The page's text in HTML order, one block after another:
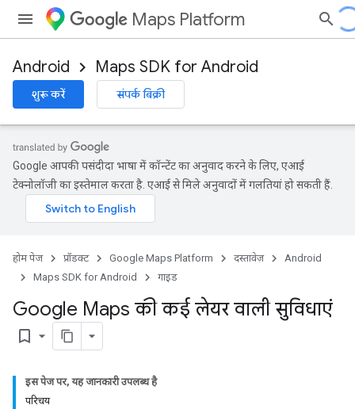
Maps Platform
Android Maps SDK for Android
शुरू करें संपर्क बिक्री
Google आपकी पसंदीदा भाषा में कॉन्टेंट का अनुवाद करने के लिए, एआई
टेक्नोलॉजी का इस्तेमाल करता है. एआई से मिले अनुवादों में गलतियां हो सकती हैं.
होम पेज प्रॉडक्ट Google Maps Platform दस्तावेज़
Android
Maps SDK for Android
गाइड
Google Maps की कई लेयर वाली सुविधाएं
bookmark_border
इस पेज पर, यह जानकारी उपलब्ध है
परिचय